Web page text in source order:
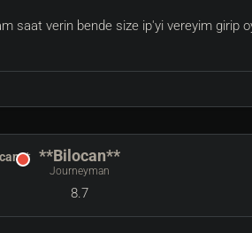
saat verin bende size ip'yi vereyim girip
**Bilocan**
Journeyman
8.7